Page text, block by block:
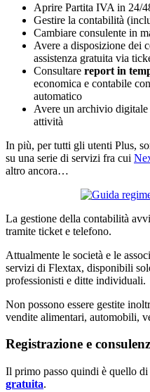
Aprire Partita IVA in 24/
Gestire la contabilità
Cambiare consulente in
Avere a disposizione dei
assistenza gratuita via
Consultare report in
economica e contabile
automatico
Avere un archivio
attività
In più, per tutti gli utenti Plus,
su una serie di servizi fra cui
altro ancora…
La gestione della contabilità
tramite ticket e telefono.
Attualmente le società e le
servizi di Flextax, disponibili
professionisti e ditte individuali.
Non possono essere gestite
vendite alimentari, automobili,
Registrazione e
Il primo passo quindi è quello di
gratuita.